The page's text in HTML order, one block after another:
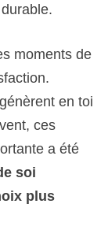
moments de
en toi
ces
a été
soi
plus